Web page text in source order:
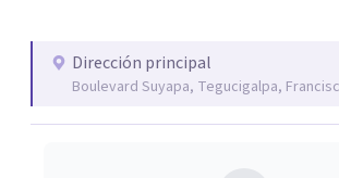
Dirección principal
Boulevard Suyapa, Tegucigalpa,